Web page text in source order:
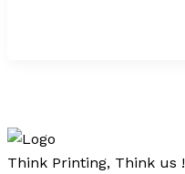
Think Printing, Think us !